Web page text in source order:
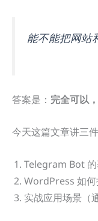
能不能把网站
答案是： 完全可以
今天这篇文章讲三件
Telegram Bot
WordPress 如
实战应用场景（